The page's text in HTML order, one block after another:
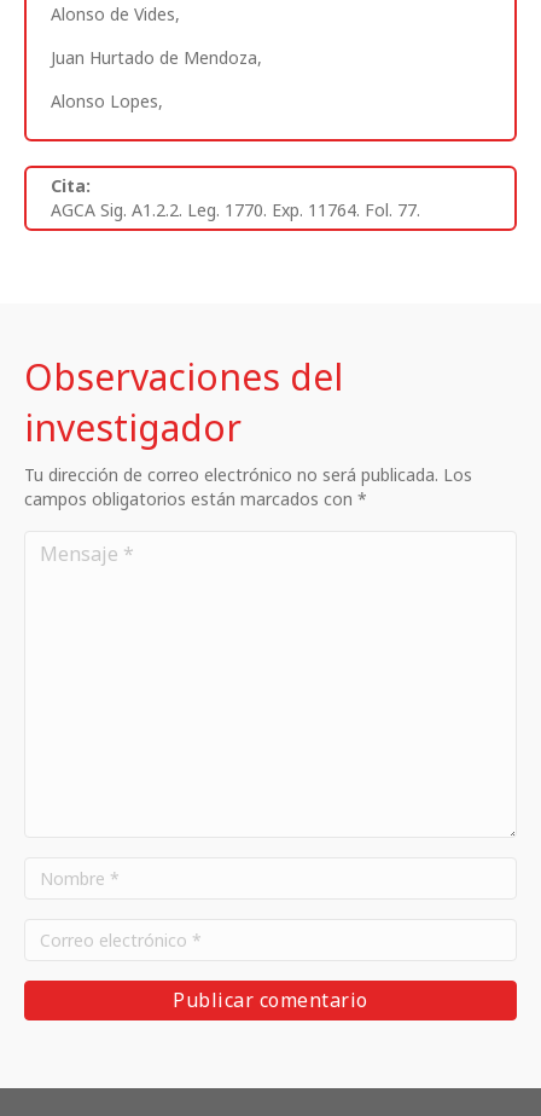
Alonso de Vides,
Juan Hurtado de Mendoza,
Alonso Lopes,
Cita:
AGCA Sig. A1.2.2. Leg. 1770. Exp. 11764. Fol. 77.
Observaciones del
investigador
Tu dirección de correo electrónico no será publicada. Los
campos obligatorios están marcados con *